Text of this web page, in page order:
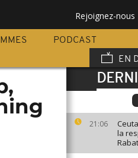
Rejoignez-nous
PODCAST
EN
21:06
la
Rabat